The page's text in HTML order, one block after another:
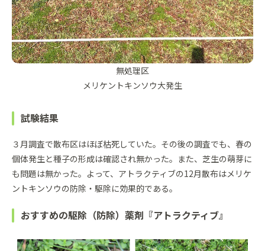
無処理区
メリケントキンソウ大発生
試験結果
３月調査で散布区はほぼ枯死していた。その後の調査でも、春の
個体発生と種子の形成は確認され無かった。また、芝生の萌芽に
も問題は無かった。よって、アトラクティブの12月散布はメリケ
ントキンソウの防除・駆除に効果的である。
おすすめの駆除（防除）薬剤『アトラクティブ』